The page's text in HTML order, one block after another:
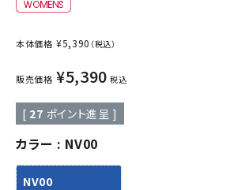
本体価格 ¥5,390 （税込）
販売価格 ¥5,390 税込
[ 27 ポイント進呈 ]
カラー NV00
NV00